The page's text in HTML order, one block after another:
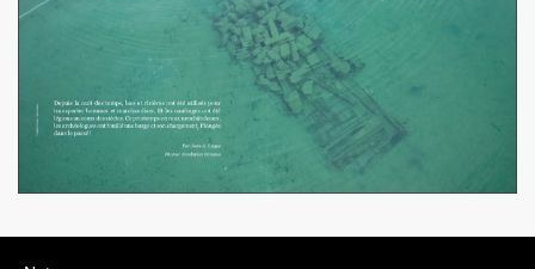
Lien vers le magazine: